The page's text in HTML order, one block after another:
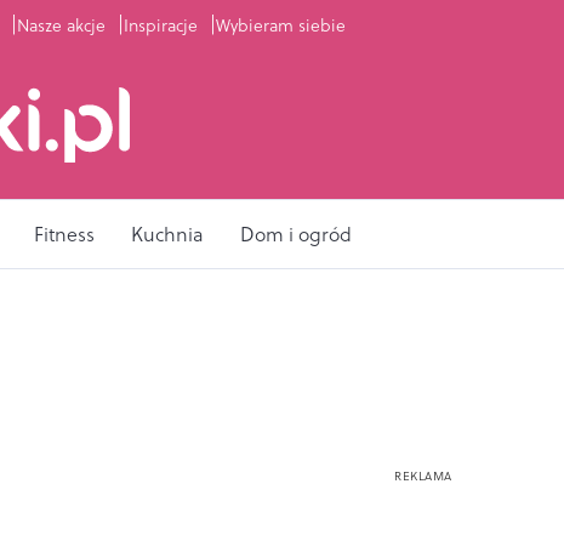
Nasze akcje Inspiracje Wybieram siebie
Fitness Kuchnia Dom i ogród